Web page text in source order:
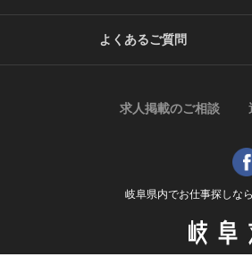
岐阜県内でお仕事探しな
よくあるご質問
求人掲載のご相談